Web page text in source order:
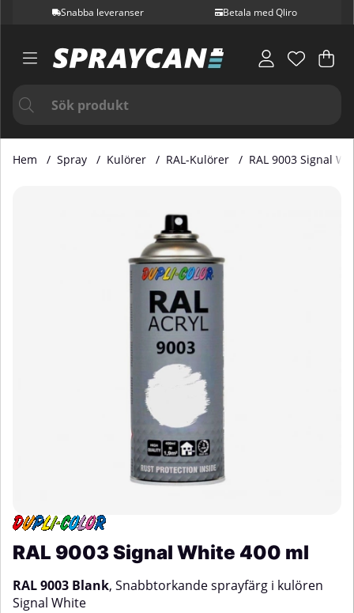
Snabba leveranser Betala med Qliro
.
Hem Spray Kulörer RAL-Kulörer RAL 9003 Signal
RAL 9003 Signal White 400 ml
RAL 9003 Blank, Snabbtorkande sprayfärg i kulören
Signal White